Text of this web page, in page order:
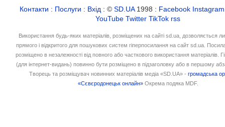
Контакти : Послуги : Вхід : ©SD.UA1998 : Facebook Instagram
YouTube Twitter TikTok rss
Використання будь-яких матеріалів, розміщених на сайті sd.ua, дозволяється
прямого і відкритого для пошукових систем гіперпосилання на сайт sd.ua.
розміщено в незалежності від повного або часткового використання матеріалів.
(для інтернет-видань) повинно бути розміщено в підзаголовку або в першому
Творець та розміщувач новинних матеріалів медіа «SD.UA» -громадська
«Сєвєродонецьк онлайн» Окрема подяка MDF.